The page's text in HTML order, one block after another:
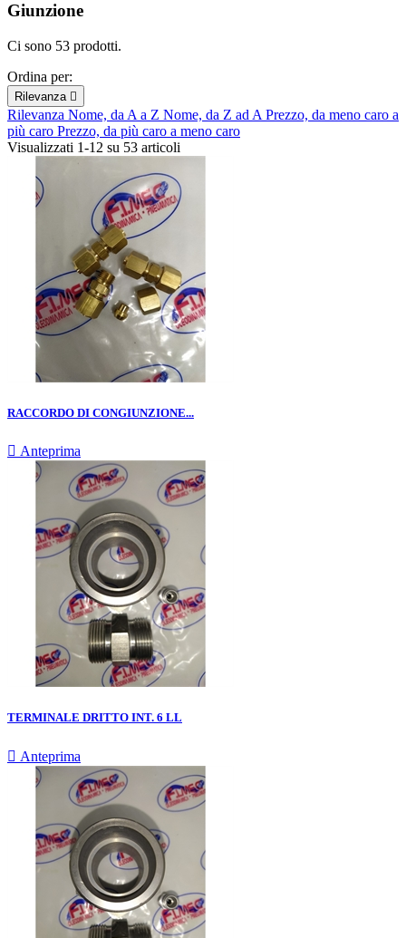
Giunzione
Ci sono 53 prodotti.
Ordina per:
Rilevanza 
Rilevanza Nome, da A a Z Nome, da Z ad A Prezzo, da meno caro a
più caro Prezzo, da più caro a meno caro
Visualizzati 1-12 su 53 articoli
RACCORDO DI CONGIUNZIONE...
 Anteprima
TERMINALE DRITTO INT. 6 LL
 Anteprima